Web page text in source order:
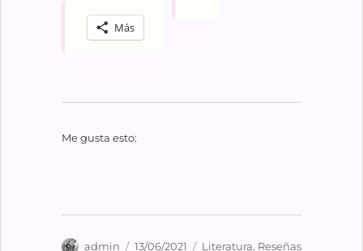
Más
Me gusta esto:
Autor
admin
Publicado
13/06/2021 Categorías
Literatura, Reseñas